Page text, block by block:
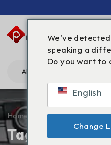
Tag:
Home Tagged
We've
speaking a
Do you want to
English
Change